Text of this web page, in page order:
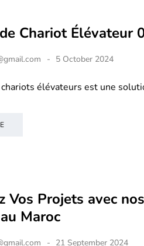
Chariot Élévateur
5 October 2024
élévateurs est une
Vos Projets avec
Maroc
21 September 2024